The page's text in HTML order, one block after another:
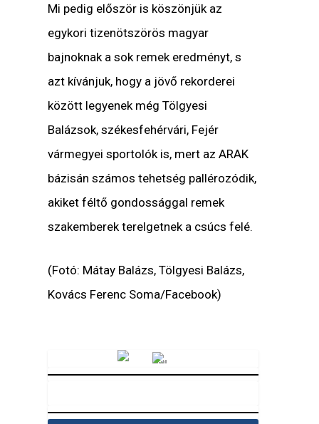
Mi pedig először is köszönjük az
egykori tizenötszörös magyar
bajnoknak a sok remek eredményt, s
azt kívánjuk, hogy a jövő rekorderei
között legyenek még Tölgyesi
Balázsok, székesfehérvári, Fejér
vármegyei sportolók is, mert az ARAK
bázisán számos tehetség pallérozódik,
akiket féltő gondossággal remek
szakemberek terelgetnek a csúcs felé.
(Fotó: Mátay Balázs, Tölgyesi Balázs,
Kovács Ferenc Soma/Facebook)